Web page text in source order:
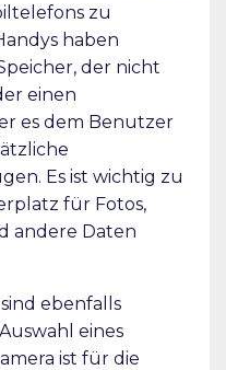
zu
haben
der nicht
einen
es dem Benutzer
Es ist wichtig zu
für Fotos,
andere Daten
ebenfalls
eines
ist für die